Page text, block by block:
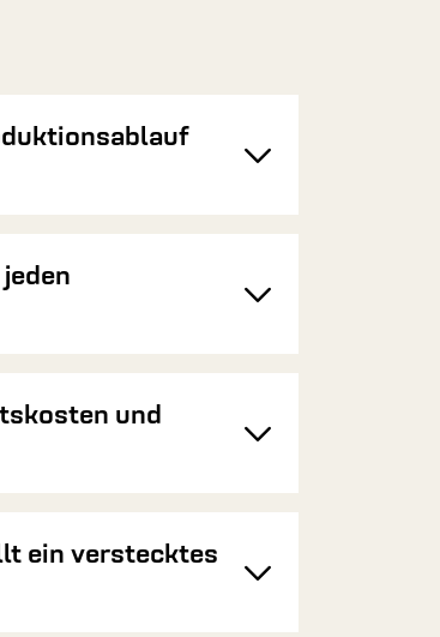
Toggle
Toggle
und
Toggle
ein verstecktes
Toggle